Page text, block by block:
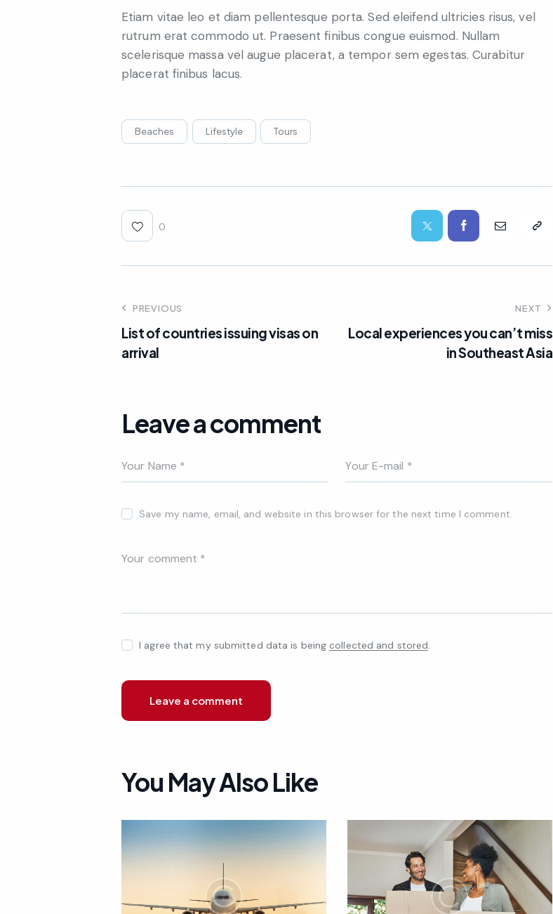
Etiam vitae leo et diam pellentesque porta. Sed eleifend ultricies risus, vel
rutrum erat commodo ut. Praesent finibus congue euismod. Nullam
scelerisque massa vel augue placerat, a tempor sem egestas. Curabitur
placerat finibus lacus.
Beaches Lifestyle Tours
0
PREVIOUS
List of countries issuing visas on
arrival
NEXT
Local experiences you can’t miss
in Southeast Asia
Leave a comment
Save my name, email, and website in this browser for the next time I comment.
I agree that my submitted data is beingcollected and stored
You May Also Like